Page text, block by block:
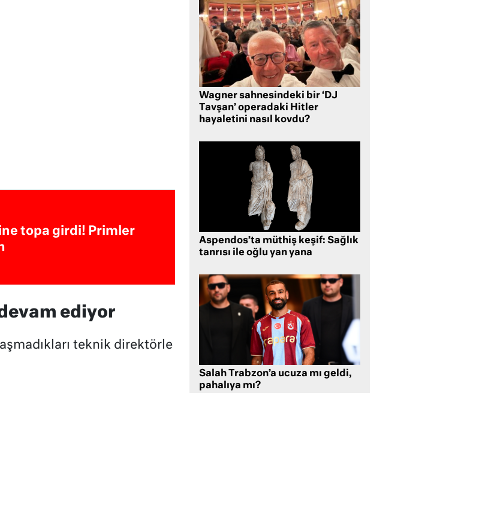
topa girdi! Primler
ediyor
teknik direktörle
Wagner sahnesindeki bir ‘DJ
Tavşan’ operadaki Hitler
hayaletini nasıl kovdu?
Aspendos’ta müthiş keşif: Sağlık
tanrısı ile oğlu yan yana
Salah Trabzon’a ucuza mı geldi,
pahalıya mı?